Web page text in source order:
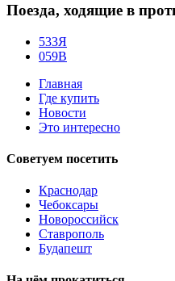
Поезда, ходящие в
533Я
059В
Главная
Где купить
Новости
Это интересно
Советуем посетить
Краснодар
Чебоксары
Новороссийск
Ставрополь
Будапешт